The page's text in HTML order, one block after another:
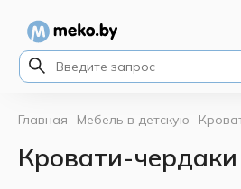
Главная- Мебель в детскую-
Кровати-чердаки